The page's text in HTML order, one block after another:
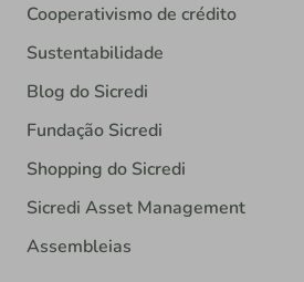
Cooperativismo de crédito
Sustentabilidade
Blog do Sicredi
Fundação Sicredi
Shopping do Sicredi
Sicredi Asset Management
Assembleias